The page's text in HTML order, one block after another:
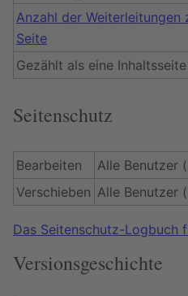
Anzahl der Weiterleitungen
Seite
Gezählt als eine Inhaltsseite
Seitenschutz
Bearbeiten
Alle Benutzer
Verschieben Alle Benutzer
Das Seitenschutz-Logbuch
Versionsgeschichte